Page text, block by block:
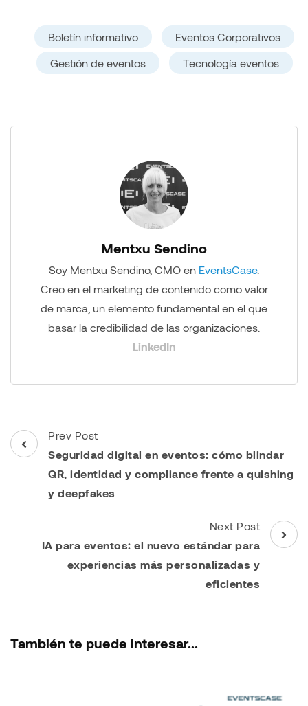
Boletín informativo
Eventos Corporativos
Gestión de eventos
Tecnología eventos
Mentxu Sendino
Soy Mentxu Sendino, CMO en EventsCase.
Creo en el marketing de contenido como valor
de marca, un elemento fundamental en el que
basar la credibilidad de las organizaciones.
LinkedIn
Post
Navigation
Prev Post
Seguridad digital en eventos: cómo blindar
QR, identidad y compliance frente a quishing
y deepfakes
Next Post
IA para eventos: el nuevo estándar para
experiencias más personalizadas y
eficientes
También te puede interesar...